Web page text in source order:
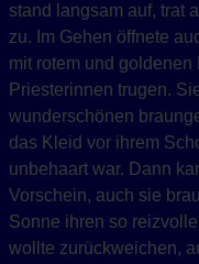
stand langsam auf, trat
zu. Im Gehen öffnete
mit rotem und
Priesterinnen trugen.
wunderschönen
das Kleid vor ihrem
unbehaart war. Dann
Vorschein, auch sie
Sonne ihren so
wollte zurückweichen,